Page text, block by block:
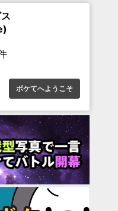
ボケてへようこそ